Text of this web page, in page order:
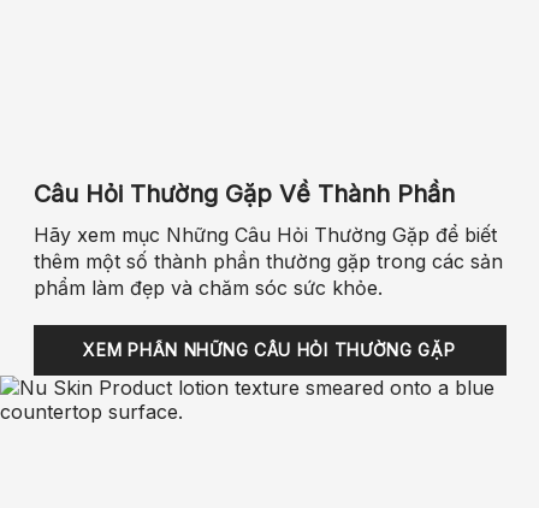
Câu Hỏi Thường Gặp Về Thành Phần
Hãy xem mục Những Câu Hỏi Thường Gặp để biết
thêm một số thành phần thường gặp trong các sản
phẩm làm đẹp và chăm sóc sức khỏe.
XEM PHẦN NHỮNG CÂU HỎI THƯỜNG GẶP